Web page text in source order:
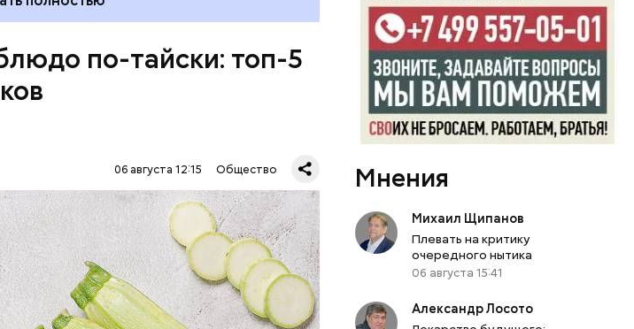
по-тайски: топ-5
06 августа 12:15 Общество Мнения
Михаил Щипанов
Плевать на критику
очередного нытика
06 августа 15:41
Александр Лосото